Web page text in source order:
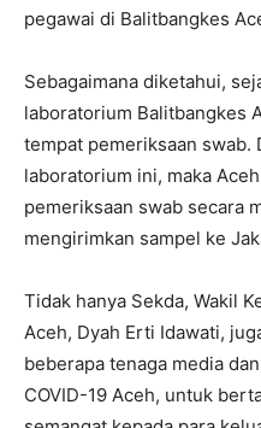
pegawai di Balitbangkes
Sebagaimana diketahui,
laboratorium Balitbangkes
tempat pemeriksaan
laboratorium ini, maka
pemeriksaan swab secara
mengirimkan sampel ke
Tidak hanya Sekda, Wakil
Aceh, Dyah Erti Idawati,
beberapa tenaga media
COVID-19 Aceh, untuk